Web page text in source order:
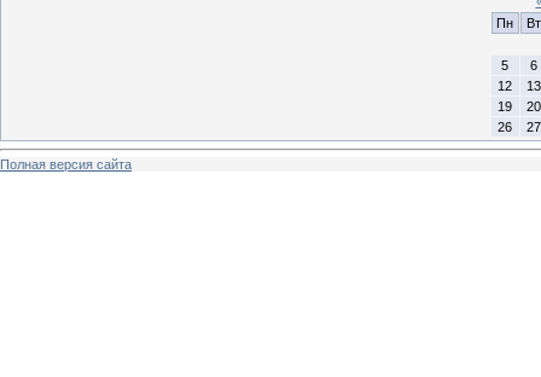
Пн
Вт
5
6
12
13
19
20
26
27
Полная версия сайта